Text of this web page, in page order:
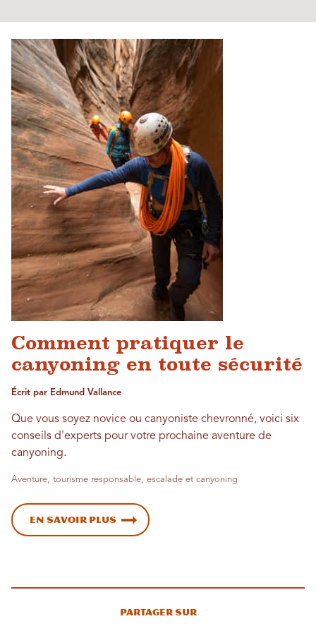
Comment pratiquer le
canyoning en toute sécurité
Écrit par Edmund Vallance
Que vous soyez novice ou canyoniste chevronné, voici six
conseils d'experts pour votre prochaine aventure de
canyoning.
Aventure, tourisme responsable, escalade et canyoning
En savoir plus
Partager sur